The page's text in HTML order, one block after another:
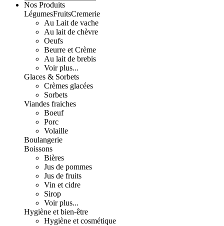
Nos Produits
LégumesFruitsCremerie
Au Lait de vache
Au lait de chèvre
Oeufs
Beurre et Crème
Au lait de brebis
Voir plus...
Glaces & Sorbets
Crèmes glacées
Sorbets
Viandes fraiches
Boeuf
Porc
Volaille
Boulangerie
Boissons
Bières
Jus de pommes
Jus de fruits
Vin et cidre
Sirop
Voir plus...
Hygiène et bien-être
Hygiène et cosmétique